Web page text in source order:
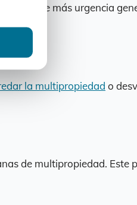
que más urgencia
la multipropiedad o
de multipropiedad. Este